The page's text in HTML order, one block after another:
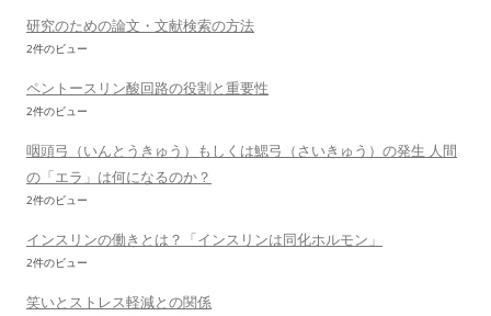
研究のための論文・文献検索の方法
2件のビュー
ペントースリン酸回路の役割と重要性
2件のビュー
咽頭弓（いんとうきゅう）もしくは鰓弓（さいきゅう）の発生 人間
の「エラ」は何になるのか？
2件のビュー
インスリンの働きとは？「インスリンは同化ホルモン」
2件のビュー
笑いとストレス軽減との関係